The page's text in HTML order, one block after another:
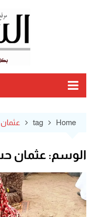
Home
tag
الوسم:عثمان